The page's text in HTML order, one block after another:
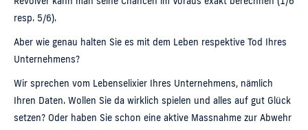
resp. 5/6).
Aber wie genau halten Sie es mit dem Leben respektive Tod Ihres
Unternehmens?
Wir sprechen vom Lebenselixier Ihres Unternehmens, nämlich
Ihren Daten. Wollen Sie da wirklich spielen und alles auf gut Glück
setzen? Oder haben Sie schon eine aktive Massnahme zur Abwehr